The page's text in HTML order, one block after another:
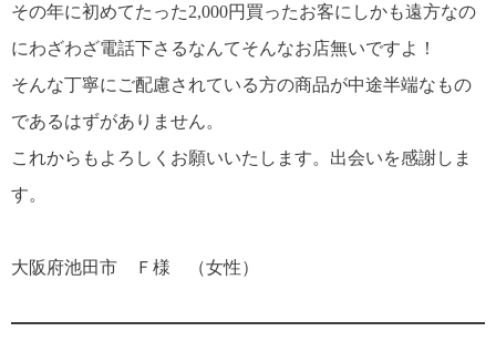
その年に初めてたった2,000円買ったお客にしかも遠方なの
にわざわざ電話下さるなんてそんなお店無いですよ！
そんな丁寧にご配慮されている方の商品が中途半端なもの
であるはずがありません。
これからもよろしくお願いいたします。出会いを感謝しま
す。
大阪府池田市 Ｆ様 （女性）